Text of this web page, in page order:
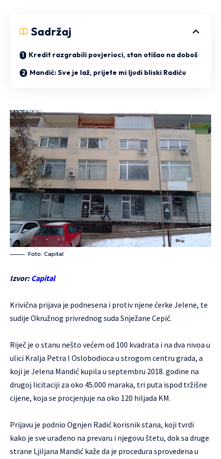
Sadržaj
Kredit razgrabili povjerioci, stan otišao na doboš
Mandić: Sve je laž, prijete mi ljudi bliski Radiću
Foto: Capital
Izvor:Capital
Krivična prijava je podnesena i protiv njene ćerke Jelene, te
sudije Okružnog privrednog suda Snježane Cepić.
Riječ je o stanu nešto većem od 100 kvadrata i na dva nivoa u
ulici Kralja Petra I Oslobodioca u strogom centru grada, a
koji je Jelena Mandić kupila u septembru 2018. godine na
drugoj licitaciji za oko 45.000 maraka, tri puta ispod tržišne
cijene, koja se procjenjuje na oko 120 hiljada KM.
Prijavu je podnio Ognjen Radić korisnik stana, koji tvrdi
kako je sve urađeno na prevaru i njegovu štetu, dok sa druge
strane Ljiljana Mandić kaže da je procedura sprovedena u